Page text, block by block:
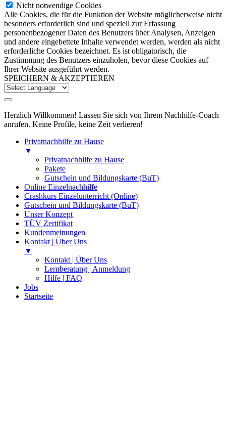
Nicht notwendige Cookies
Alle Cookies, die für die Funktion der Website möglicherweise nicht
besonders erforderlich sind und speziell zur Erfassung
personenbezogener Daten des Benutzers über Analysen, Anzeigen
und andere eingebettete Inhalte verwendet werden, werden als nicht
erforderliche Cookies bezeichnet. Es ist obligatorisch, die
Zustimmung des Benutzers einzuholen, bevor diese Cookies auf
Ihrer Website ausgeführt werden.
SPEICHERN & AKZEPTIEREN
Herzlich Willkommen! Lassen Sie sich von Ihrem Nachhilfe-Coach
anrufen. Keine Profile, keine Zeit verlieren!
Privatnachhilfe zu Hause
▼
Privatnachhilfe zu Hause
Pakete
Gutschein und Bildungskarte (BuT)
Online Einzelnachhilfe
Crashkurs Einzelunterricht (Online)
Gutschein und Bildungskarte (BuT)
Unser Konzept
TÜV Zertifikat
Kundenmeinungen
Kontakt | Über Uns
▼
Kontakt | Über Uns
Lernberatung | Anmeldung
Hilfe | FAQ
Jobs
Startseite